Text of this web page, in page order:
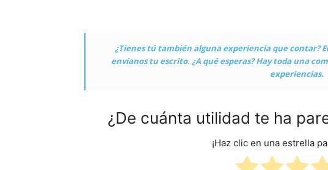
¿Tienes tú también alguna experiencia que contar?
envíanos tu escrito. ¿A qué esperas? Hay toda una
experiencias.
¿De cuánta utilidad te ha
¡Haz clic en una estrella